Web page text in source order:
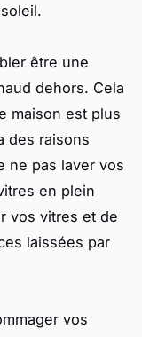
être une
dehors. Cela
maison est plus
des raisons
ne pas laver vos
en plein
vos vitres et de
laissées par
vos